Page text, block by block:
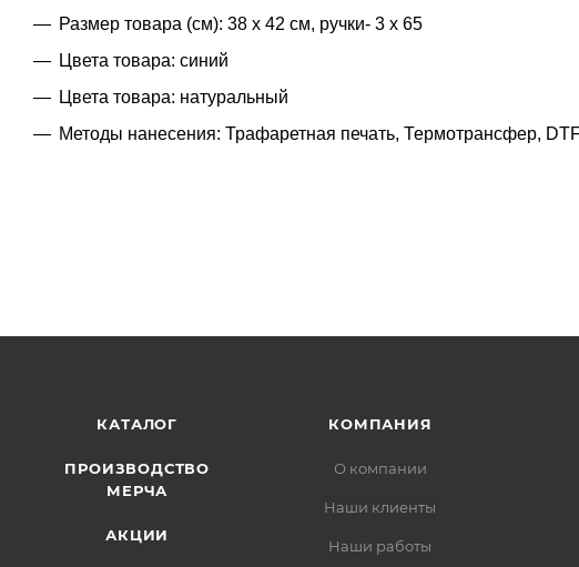
Размер товара (см): 38 х 42 см, ручки- 3 х 65
Цвета товара: синий
Цвета товара: натуральный
Методы нанесения: Трафаретная печать, Термотрансфер,
КАТАЛОГ
ПРОИЗВОДСТВО
МЕРЧА
АКЦИИ
КОМПАНИЯ
О компании
Наши клиенты
Наши работы